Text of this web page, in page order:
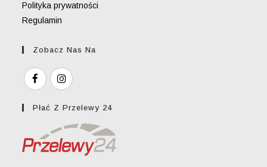
Polityka prywatności
Regulamin
Zobacz Nas Na
Płać Z Przelewy 24